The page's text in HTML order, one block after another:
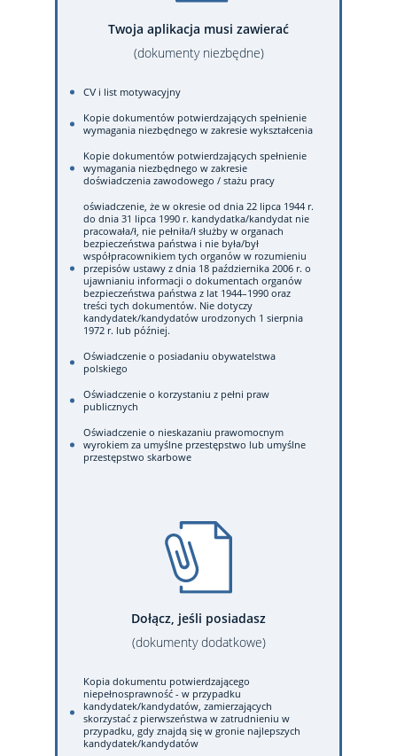
Twoja aplikacja musi zawierać
(dokumenty niezbędne)
CV i list motywacyjny
Kopie dokumentów potwierdzających spełnienie
wymagania niezbędnego w zakresie wykształcenia
Kopie dokumentów potwierdzających spełnienie
wymagania niezbędnego w zakresie
doświadczenia zawodowego / stażu pracy
oświadczenie, że w okresie od dnia 22 lipca 1944 r.
do dnia 31 lipca 1990 r. kandydatka/kandydat nie
pracowała/ł, nie pełniła/ł służby w organach
bezpieczeństwa państwa i nie była/był
współpracownikiem tych organów w rozumieniu
przepisów ustawy z dnia 18 października 2006 r. o
ujawnianiu informacji o dokumentach organów
bezpieczeństwa państwa z lat 1944–1990 oraz
treści tych dokumentów. Nie dotyczy
kandydatek/kandydatów urodzonych 1 sierpnia
1972 r. lub później.
Oświadczenie o posiadaniu obywatelstwa
polskiego
Oświadczenie o korzystaniu z pełni praw
publicznych
Oświadczenie o nieskazaniu prawomocnym
wyrokiem za umyślne przestępstwo lub umyślne
przestępstwo skarbowe
Dołącz, jeśli posiadasz
(dokumenty dodatkowe)
Kopia dokumentu potwierdzającego
niepełnosprawność - w przypadku
kandydatek/kandydatów, zamierzających
skorzystać z pierwszeństwa w zatrudnieniu w
przypadku, gdy znajdą się w gronie najlepszych
kandydatek/kandydatów